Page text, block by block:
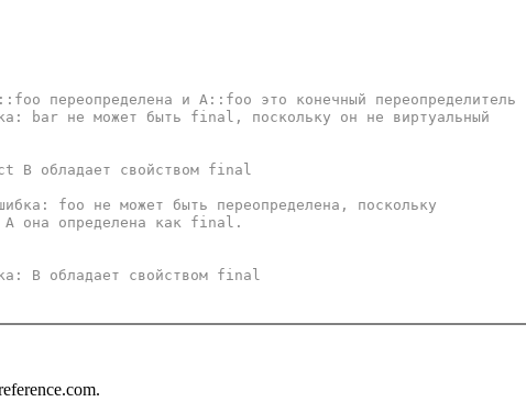
переопределена и A::foo это конечный переопределитель
bar не может быть final, поскольку он не виртуальный
B обладает свойством final
foo не может быть переопределена, поскольку
она определена как final.
B обладает свойством final